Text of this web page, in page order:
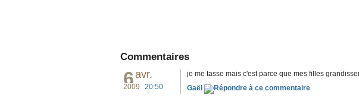
Commentaires
6avr.
2009 20:50
je me tasse mais c'est parce que mes filles
Gaël